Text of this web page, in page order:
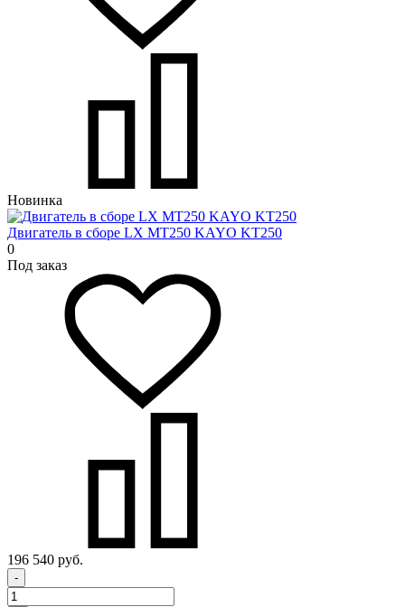
Новинка
Двигатель в сборе LX MT250 KAYO KT250
0
Под заказ
196 540 руб.
-